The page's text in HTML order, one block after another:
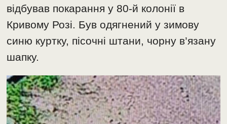
відбував покарання у 80-й колонії в
Кривому Розі. Був одягнений у зимову
синю куртку, пісочні штани, чорну в’язану
шапку.